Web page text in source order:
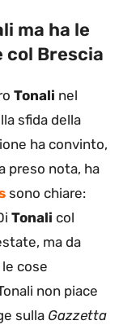
ma ha le
col Brescia
Tonali nel
sfida della
ha convinto,
preso nota, ha
sono chiare:
Tonali col
ma da
le cose
non piace
sulla Gazzetta